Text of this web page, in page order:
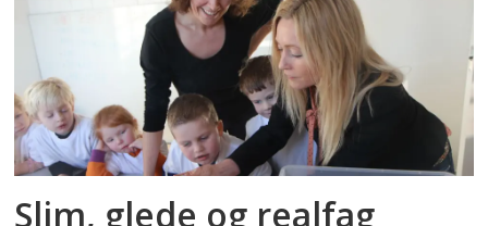
Slim, glede og realfag